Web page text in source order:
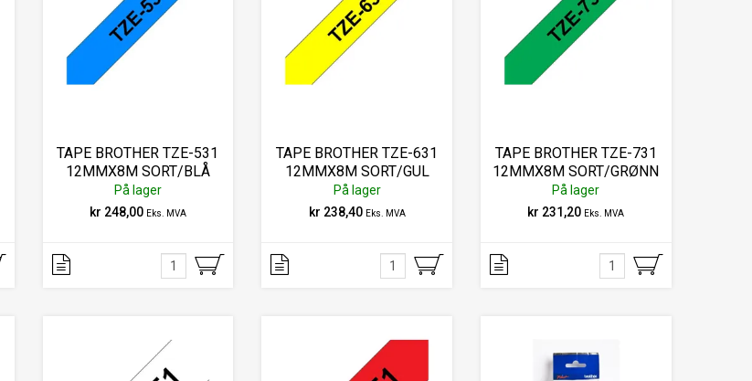
TAPE BROTHER TZE-531
12MMX8M SORT/BLÅ
På lager
kr 248,00 Eks. MVA
TAPE BROTHER TZE-631
12MMX8M SORT/GUL
På lager
kr 238,40 Eks. MVA
TAPE BROTHER TZE-731
12MMX8M SORT/GRØNN
På lager
kr 231,20 Eks. MVA